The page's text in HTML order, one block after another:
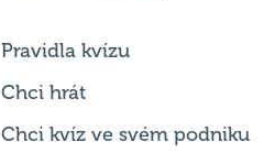
Pravidla kvízu
Chci hrát
Chci kvíz ve svém podniku